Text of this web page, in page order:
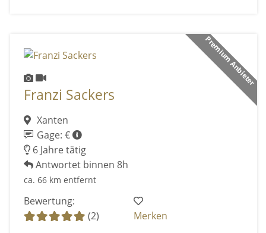
Premium Anbieter
Franzi Sackers
Xanten
Gage: €
6 Jahre tätig
Antwortet binnen 8h
ca. 66 km entfernt
Bewertung:
(2)
Merken